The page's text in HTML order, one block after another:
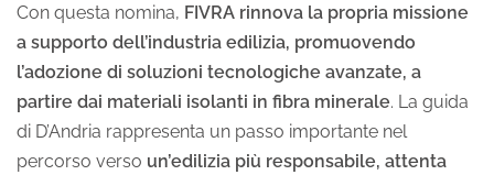
Con questa nomina, FIVRA rinnova la propria missione
a supporto dell’industria edilizia, promuovendo
l’adozione di soluzioni tecnologiche avanzate, a
partire dai materiali isolanti in fibra minerale. La guida
di D’Andria rappresenta un passo importante nel
percorso verso un’edilizia più responsabile, attenta